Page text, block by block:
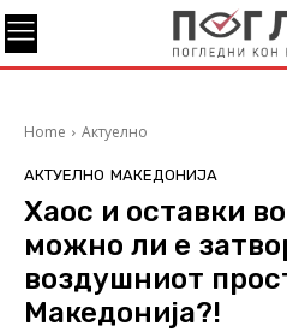
Home Актуелно
АКТУЕЛНО МАКЕДОНИЈА
Хаос и оставки
можно ли е
воздушниот
Македонија?!